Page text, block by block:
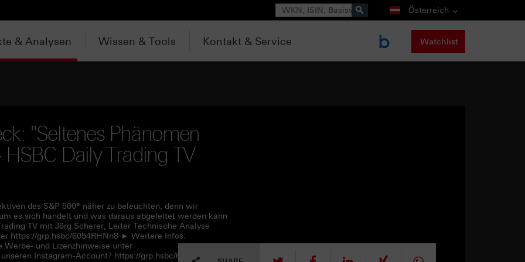
Suche Österreich
& Analysen Wissen & Tools Kontakt & Service Watchlist
"Seltenes Phänomen
Daily Trading TV
des S&P 500® näher zu beleuchten, denn wir
es sich handelt und was daraus abgeleitet werden kann
TV mit Jörg Scherer, Leiter Technische Analyse
https://grp.hsbc/6054RHNn8 ► Weitere Infos:
und Lizenzhinweise unter
Instagram-Account? https://grp.hsbc/6057RHNn1